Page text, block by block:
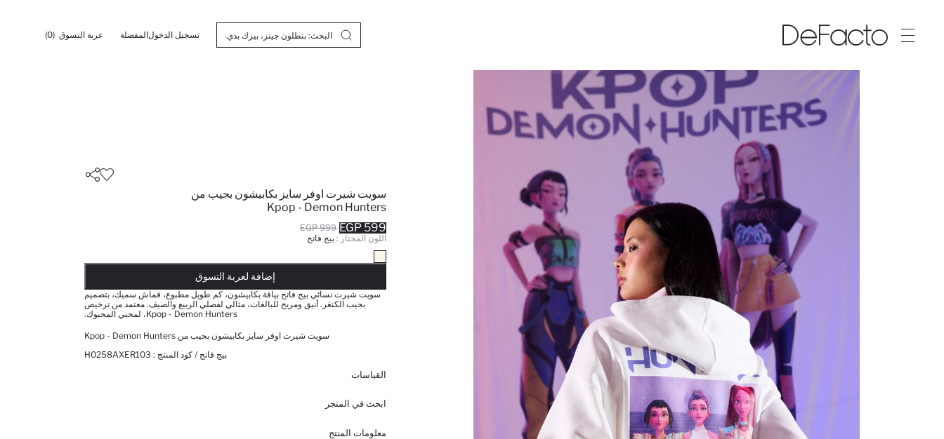
تسجيل الدخولالمفضلة عربة التسوق (0)
سويت شيرت اوفر سايز بكابيشون بجيب من
Kpop - Demon Hunters
999 EGP 599 EGP
اللون المختار : بيج فاتح
إضافة لعربة التسوق
سويت شيرت نسائي بيج فاتح بياقة بكابيشون، كم طويل مطبوع، قماش سميك، بتصميم
بجيب الكنغر. أنيق ومريح للبالغات، مثالي لفصلي الربيع والصيف. معتمد من ترخيص
Kpop - Demon Hunters، لمحبي المحبوك.
سويت شيرت اوفر سايز بكابيشون بجيب من Kpop - Demon Hunters
بيج فاتح / كود المنتج : H0258AXER103
القياسات
ابحث في المتجر
معلومات المنتج